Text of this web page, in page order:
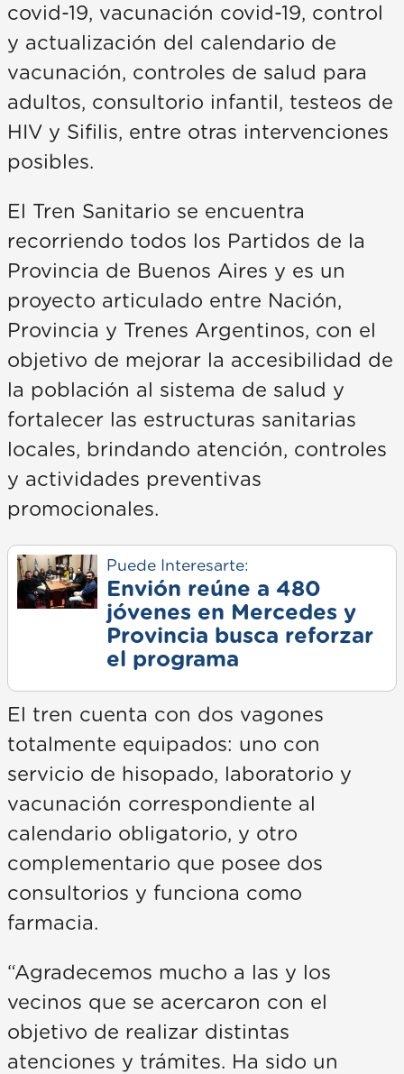
covid-19, vacunación covid-19, control
y actualización del calendario de
vacunación, controles de salud para
adultos, consultorio infantil, testeos de
HIV y Sifilis, entre otras intervenciones
posibles.
El Tren Sanitario se encuentra
recorriendo todos los Partidos de la
Provincia de Buenos Aires y es un
proyecto articulado entre Nación,
Provincia y Trenes Argentinos, con el
objetivo de mejorar la accesibilidad de
la población al sistema de salud y
fortalecer las estructuras sanitarias
locales, brindando atención, controles
y actividades preventivas
promocionales.
Puede Interesarte:
Envión reúne a 480
jóvenes en Mercedes y
Provincia busca reforzar
el programa
El tren cuenta con dos vagones
totalmente equipados: uno con
servicio de hisopado, laboratorio y
vacunación correspondiente al
calendario obligatorio, y otro
complementario que posee dos
consultorios y funciona como
farmacia.
“Agradecemos mucho a las y los
vecinos que se acercaron con el
objetivo de realizar distintas
atenciones y trámites. Ha sido un